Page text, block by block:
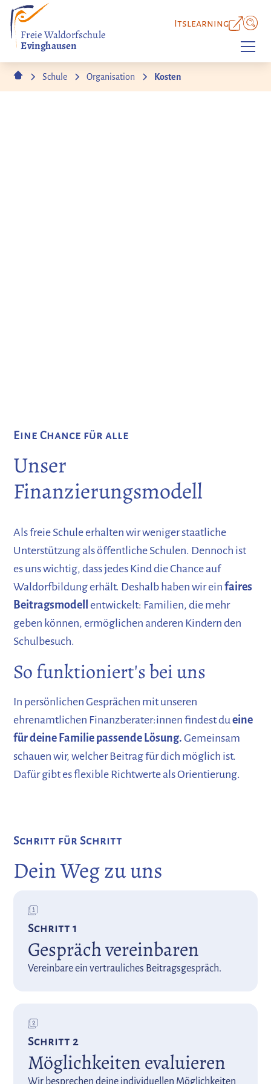
Freie Waldorfschule
Evinghausen
Itslearning
Schule Organisation Kosten
Eine Chance für alle
Unser
Finanzierungsmodell
Als freie Schule erhalten wir weniger staatliche
Unterstützung als öffentliche Schulen. Dennoch ist
es uns wichtig, dass jedes Kind die Chance auf
Waldorfbildung erhält. Deshalb haben wir einfaires
Beitragsmodell entwickelt: Familien, die mehr
geben können, ermöglichen anderen Kindern den
Schulbesuch.
So funktioniert's bei uns
In persönlichen Gesprächen mit unseren
ehrenamtlichen Finanzberater:innen findest dueine
für deine Familie passende Lösung. Gemeinsam
schauen wir, welcher Beitrag für dich möglich ist.
Dafür gibt es flexible Richtwerte als Orientierung.
Schritt für Schritt
Dein Weg zu uns
Schritt 1
Gespräch vereinbaren
Vereinbare ein vertrauliches Beitragsgespräch.
Schritt 2
Möglichkeiten evaluieren
Wir besprechen deine individuellen Möglichkeiten